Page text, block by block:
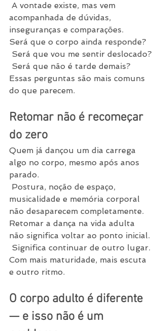
A vontade existe, mas vem
acompanhada de dúvidas,
inseguranças e comparações.
Será que o corpo ainda responde?
Será que vou me sentir deslocado?
Será que não é tarde demais?
Essas perguntas são mais comuns
do que parecem.
Retomar não é recomeçar
do zero
Quem já dançou um dia carrega
algo no corpo, mesmo após anos
parado.
Postura, noção de espaço,
musicalidade e memória corporal
não desaparecem completamente.
Retomar a dança na vida adulta
não significa voltar ao ponto inicial.
Significa continuar de outro lugar.
Com mais maturidade, mais escuta
e outro ritmo.
O corpo adulto é diferente
— e isso não é um